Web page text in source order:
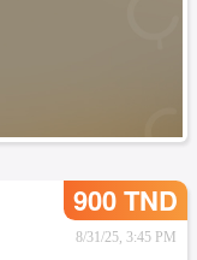
900 TND
8/31/25, 3:45 PM